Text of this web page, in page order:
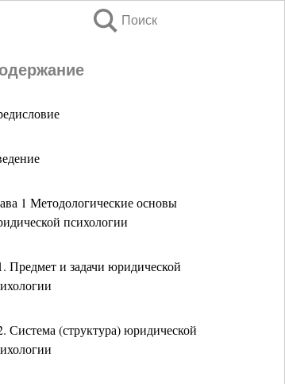
Поиск
1 Методологические основы
психологии
Предмет и задачи юридической
Система (структура) юридической